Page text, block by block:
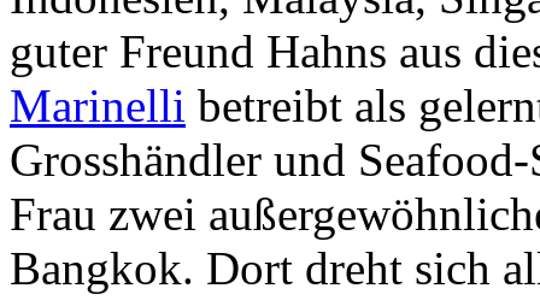
guter Freund Hahns aus
Marinelli betreibt als
Grosshändler und
Frau zwei
Bangkok. Dort dreht sich